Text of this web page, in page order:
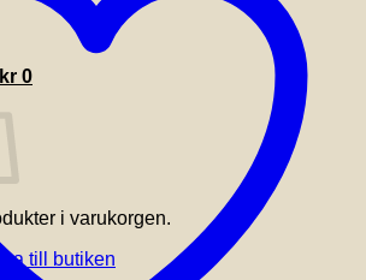
kr 0
i varukorgen.
till butiken